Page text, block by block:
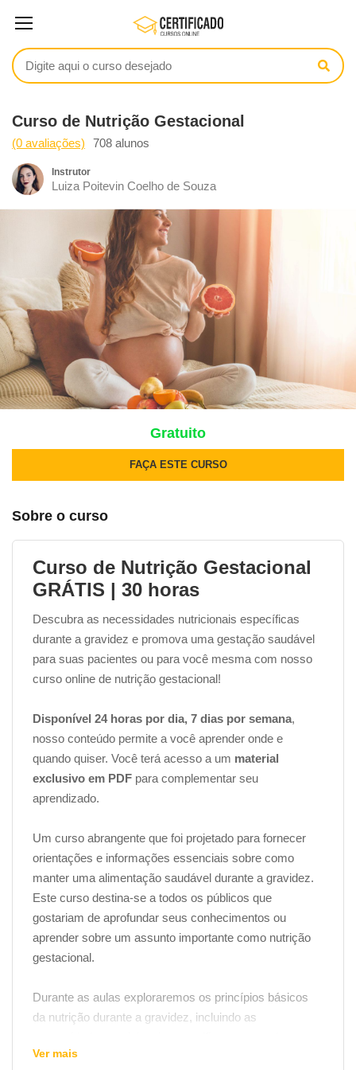
Curso de Nutrição Gestacional
(0 avaliações) 708 alunos
Instrutor
Luiza Poitevin Coelho de Souza
Gratuito
FAÇA ESTE CURSO
Sobre o curso
Curso de Nutrição Gestacional
GRÁTIS | 30 horas
Descubra as necessidades nutricionais específicas
durante a gravidez e promova uma gestação saudável
para suas pacientes ou para você mesma com nosso
curso online de nutrição gestacional!
Disponível 24 horas por dia, 7 dias por semana,
nosso conteúdo permite a você aprender onde e
quando quiser. Você terá acesso a um material
exclusivo em PDF para complementar seu
aprendizado.
Um curso abrangente que foi projetado para fornecer
orientações e informações essenciais sobre como
manter uma alimentação saudável durante a gravidez.
Este curso destina-se a todos os públicos que
gostariam de aprofundar seus conhecimentos ou
aprender sobre um assunto importante como nutrição
gestacional.
Durante as aulas exploraremos os princípios básicos
da nutrição durante a gravidez, incluindo as
trimestre, estratégias para promover um ganho de peso
Ver mais